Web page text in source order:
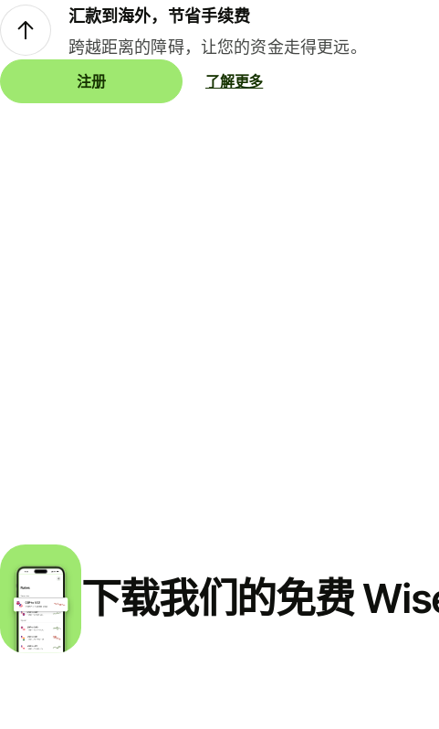
汇款到海外，节省手续费
跨越距离的障碍，让您的资金走得更远。
注册 了解更多
下载我们的免费